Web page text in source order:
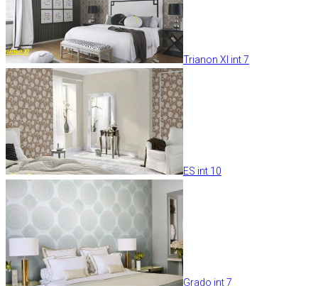
Trianon XI int 7
ES int 10
Grado int 7